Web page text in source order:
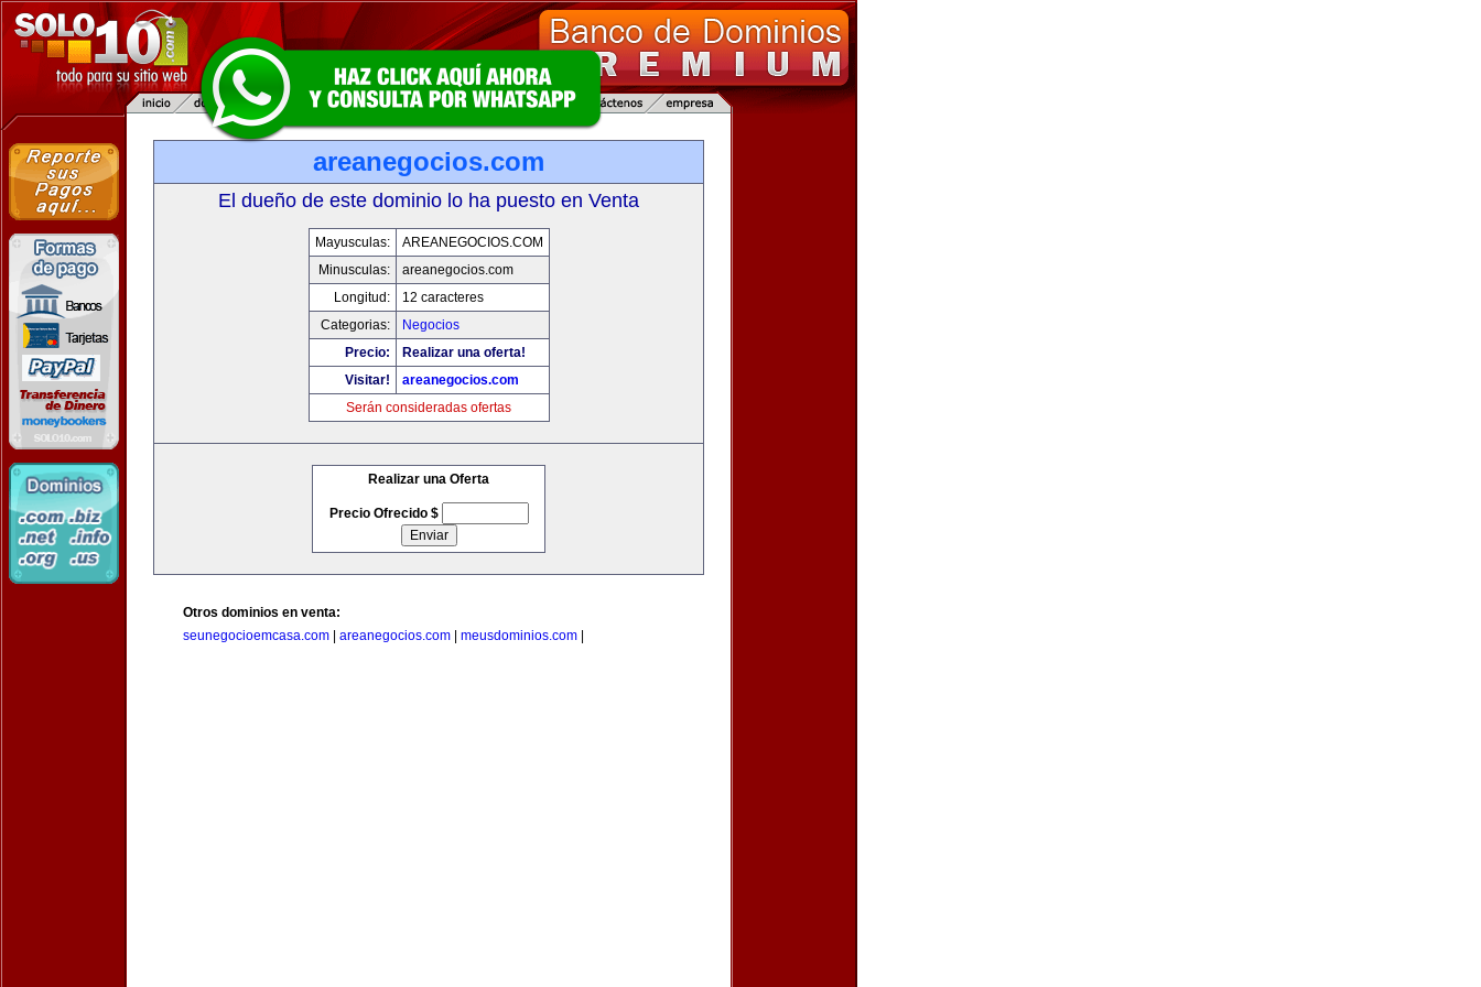
areanegocios.com
El dueño de este dominio lo ha puesto en Venta
Mayusculas:
AREANEGOCIOS.COM
Minusculas:
areanegocios.com
Longitud:
12 caracteres
Categorias:
Negocios
Precio:
Realizar una oferta!
Visitar!
areanegocios.com
Serán consideradas ofertas
Realizar una Oferta
Precio Ofrecido $
Otros dominios en venta:
seunegocioemcasa.com
areanegocios.com meusdominios.com